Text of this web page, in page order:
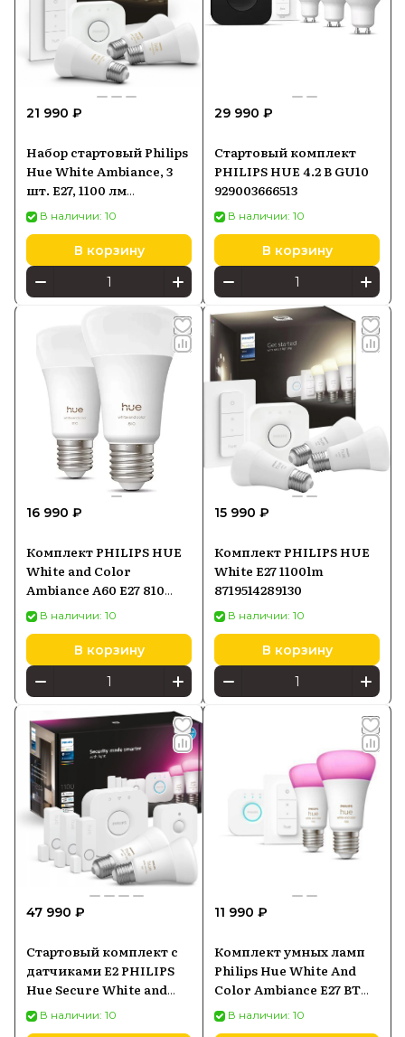
21 990 ₽
Набор стартовый Philips
Hue White Ambiance, 3
шт. E27, 1100 лм
(929002468403)
В наличии: 10
В корзину
29 990 ₽
Стартовый комплект
PHILIPS HUE 4.2 В GU10
929003666513
В наличии: 10
В корзину
16 990 ₽
Комплект PHILIPS HUE
White and Color
Ambiance A60 E27 810
2шт. 929003853405
В наличии: 10
В корзину
15 990 ₽
Комплект PHILIPS HUE
White E27 1100lm
8719514289130
В наличии: 10
В корзину
47 990 ₽
Стартовый комплект с
датчиками E2 PHILIPS
Hue Secure White and
Color Ambiance
929002468824
В наличии: 10
11 990 ₽
Комплект умных ламп
Philips Hue White And
Color Ambiance E27 BT
1100 ЛМ (929002468805)
Starter Kit
В наличии: 10